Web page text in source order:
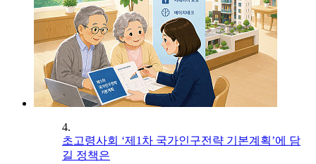
4.
초고령사회 ‘제1차 국가인구전략 기본계획’에 담
길 정책은